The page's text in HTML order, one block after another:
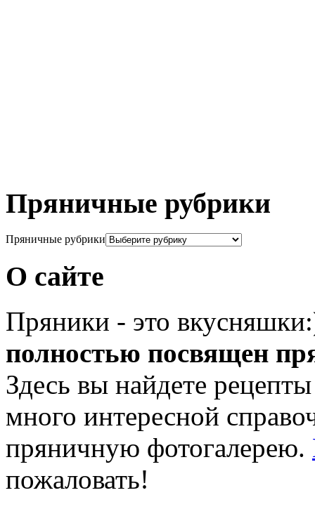
Пряничные рубрики
Пряничные рубрики
О сайте
Пряники - это
полностью посвящен
Здесь вы найдете
много интересной
пряничную фотогалерею.
пожаловать!